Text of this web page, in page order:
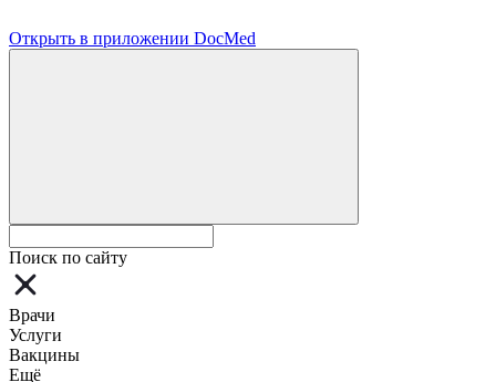
Открыть в приложении DocMed
Поиск по сайту
Врачи
Услуги
Вакцины
Ещё